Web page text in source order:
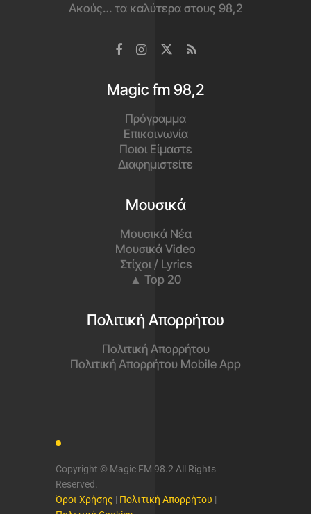
Ακούς… τα καλύτερα στους 98,2
Magic fm 98,2
Πρόγραμμα
Επικοινωνία
Ποιοι Είμαστε
Διαφημιστείτε
Μουσικά
Μουσικά Νέα
Μουσικά Video
Στίχοι / Lyrics
▲ Top 20
Πολιτική Απορρήτου
Πολιτική Απορρήτου
Πολιτική Απορρήτου Mobile App
Copyright © Magic FM 98.2 All Rights
Reserved.
Όροι Χρήσης | Πολιτική Απορρήτου |